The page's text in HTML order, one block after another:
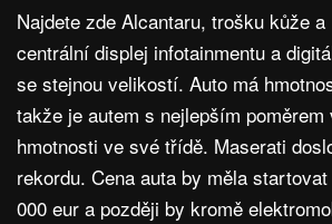
Najdete zde Alcantaru, trošku kůže a
centrální displej infotainmentu a
se stejnou velikostí. Auto má
takže je autem s nejlepším poměrem
hmotnosti ve své třídě. Maserati
rekordu. Cena auta by měla
000 eur a později by kromě